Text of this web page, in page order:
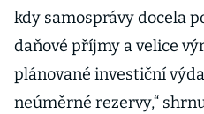
kdy samosprávy docela
daňové příjmy a velice
plánované investiční
neúměrné rezervy,“